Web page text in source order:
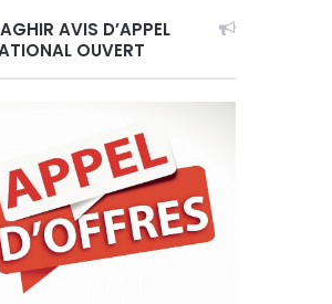
AVIS D’APPEL
OUVERT